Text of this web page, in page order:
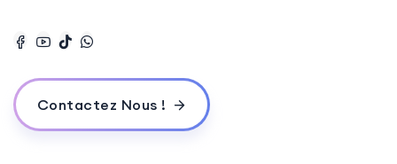
Contactez Nous !